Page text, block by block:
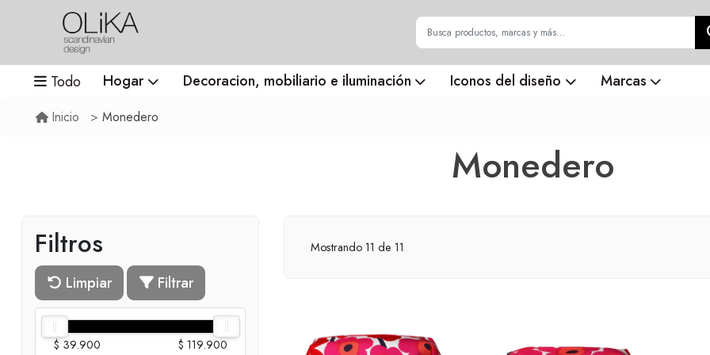
Todo Hogar Decoracion, mobiliario e iluminación Iconos del diseño Marcas
Inicio Monedero
Monedero
Filtros
Limpiar Filtrar
$ 39.900 $ 119.900
Mostrando 11 de 11